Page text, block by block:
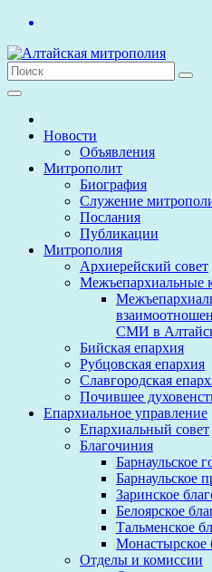
Перейти
содержимому
Новости
Объявления
Митрополит
Биография
Служение
Послания
Публикации
Митрополия
Архиерейский совет
Межъепархиальные
СМИ в
Бийская епархия
Рубцовская епархия
Славгородская
Почившее
Епархиальное управление
Епархиальный совет
Благочиния
Барнаульское
Барнаульское
Заринское
Белоярское
Тальменское
Монастырское
Отделы и комиссии